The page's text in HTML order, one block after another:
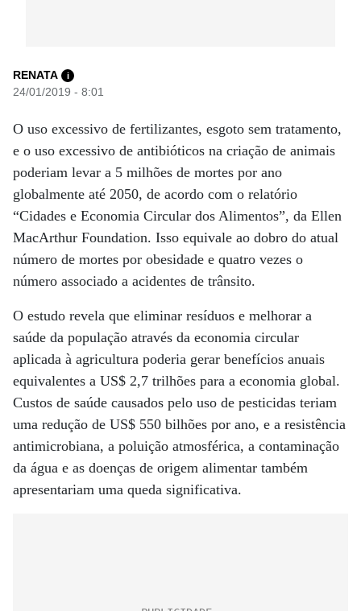
RENATA i
24/01/2019 - 8:01
O uso excessivo de fertilizantes, esgoto sem tratamento,
e o uso excessivo de antibióticos na criação de animais
poderiam levar a 5 milhões de mortes por ano
globalmente até 2050, de acordo com o relatório
“Cidades e Economia Circular dos Alimentos”, da Ellen
MacArthur Foundation. Isso equivale ao dobro do atual
número de mortes por obesidade e quatro vezes o
número associado a acidentes de trânsito.
O estudo revela que eliminar resíduos e melhorar a
saúde da população através da economia circular
aplicada à agricultura poderia gerar benefícios anuais
equivalentes a US$ 2,7 trilhões para a economia global.
Custos de saúde causados pelo uso de pesticidas teriam
uma redução de US$ 550 bilhões por ano, e a resistência
antimicrobiana, a poluição atmosférica, a contaminação
da água e as doenças de origem alimentar também
apresentariam uma queda significativa.